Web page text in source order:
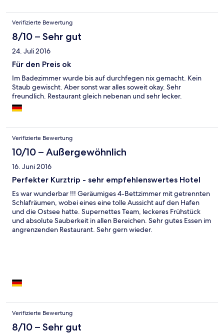
Verifizierte Bewertung
8/10 – Sehr gut
24. Juli 2016
Für den Preis ok
Im Badezimmer wurde bis auf durchfegen nix gemacht. Kein
Staub gewischt. Aber sonst war alles soweit okay. Sehr
freundlich. Restaurant gleich nebenan und sehr lecker.
Verifizierte Bewertung
10/10 – Außergewöhnlich
16. Juni 2016
Perfekter Kurztrip - sehr empfehlenswertes Hotel
Es war wunderbar !!! Geräumiges 4-Bettzimmer mit getrennten
Schlafräumen, wobei eines eine tolle Aussicht auf den Hafen
und die Ostsee hatte. Supernettes Team, leckeres Frühstück
und absolute Sauberkeit in allen Bereichen. Sehr gutes Essen im
angrenzenden Restaurant. Sehr gern wieder.
Verifizierte Bewertung
8/10 – Sehr gut